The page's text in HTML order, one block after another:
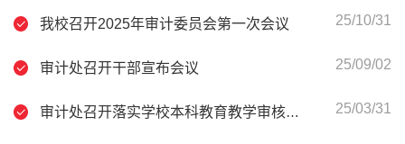
我校召开2025年审计委员会第一次会议 25/10/31
审计处召开干部宣布会议 25/09/02
审计处召开落实学校本科教育教学审核评估工作安排会议 25/03/31